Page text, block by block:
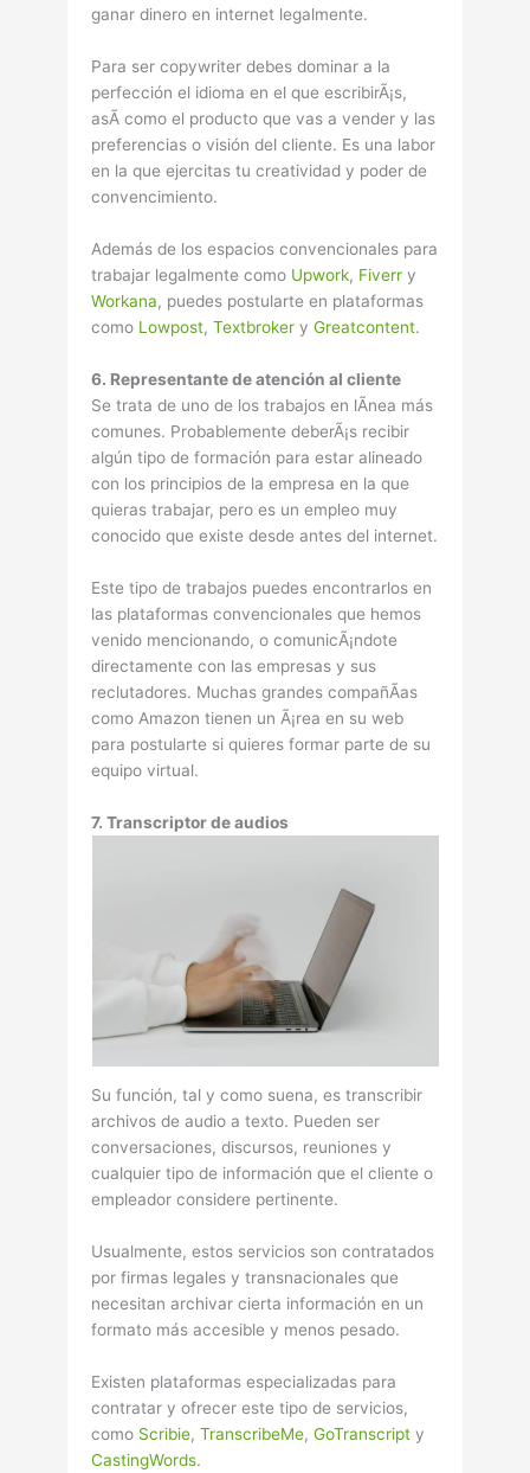
ganar dinero en internet legalmente.
Para ser copywriter debes dominar a la
perfección el idioma en el que escribirÃ¡s,
asÃ­ como el producto que vas a vender y las
preferencias o visión del cliente. Es una labor
en la que ejercitas tu creatividad y poder de
convencimiento.
Además de los espacios convencionales para
trabajar legalmente como Upwork, Fiverr y
Workana, puedes postularte en plataformas
como Lowpost,Textbroker yGreatcontent.
6. Representante de atención al cliente
Se trata de uno de los trabajos en lÃ­nea más
comunes. Probablemente deberÃ¡s recibir
algún tipo de formación para estar alineado
con los principios de la empresa en la que
quieras trabajar, pero es un empleo muy
conocido que existe desde antes del internet.
Este tipo de trabajos puedes encontrarlos en
las plataformas convencionales que hemos
venido mencionando, o comunicÃ¡ndote
directamente con las empresas y sus
reclutadores. Muchas grandes compañÃ­as
como Amazon tienen un Ã¡rea en su web
para postularte si quieres formar parte de su
equipo virtual.
7. Transcriptor de audios
Su función, tal y como suena, es transcribir
archivos de audio a texto. Pueden ser
conversaciones, discursos, reuniones y
cualquier tipo de información que el cliente o
empleador considere pertinente.
Usualmente, estos servicios son contratados
por firmas legales y transnacionales que
necesitan archivar cierta información en un
formato más accesible y menos pesado.
Existen plataformas especializadas para
contratar y ofrecer este tipo de servicios,
como Scribie,TranscribeMe,GoTranscript y
CastingWords.